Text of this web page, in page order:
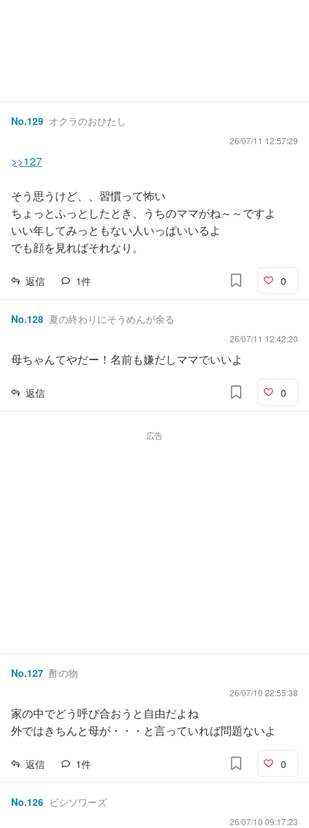
No.129 オクラのおひたし
26/07/11 12:57:29
>>127
そう思うけど、、習慣って怖い
ちょっとふっとしたとき、うちのママがね～～ですよ
いい年してみっともない人いっぱいいるよ
でも顔を見ればそれなり。
返信 1件 0
No.128 夏の終わりにそうめんが余る
26/07/11 12:42:20
母ちゃんてやだー！名前も嫌だしママでいいよ
返信 0
広告
No.127 酢の物
26/07/10 22:55:38
家の中でどう呼び合おうと自由だよね
外ではきちんと母が・・・と言っていれば問題ないよ
返信 1件 0
No.126 ビシソワーズ
26/07/10 09:17:23